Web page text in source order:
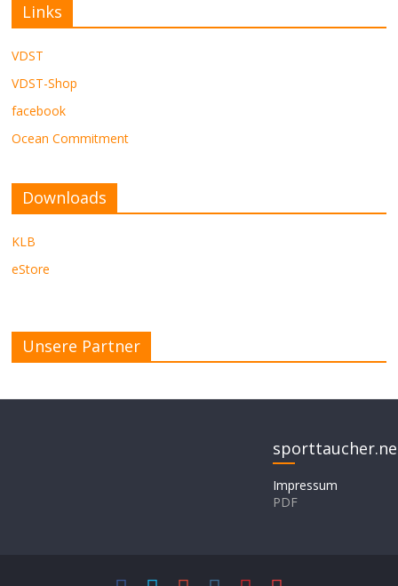
Links
VDST
VDST-Shop
facebook
Ocean Commitment
Downloads
KLB
eStore
Unsere Partner
Impressum
PDF